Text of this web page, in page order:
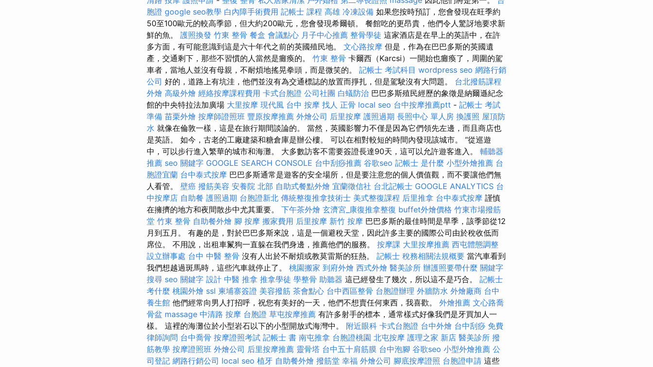
胞證 google seo教學 白內障手術費用 記帳士 課程 高雄 冷凍設備 如果您按時預訂，您會發現在旺季約
50至100歐元的較高季節，但大約200歐元，您會發現希爾頓。 餐館吃的更昂貴，他們令人驚訝地要求新
鮮的魚。 護照換發 竹東 整骨 餐盒 會議點心 月子中心推薦 整骨學徒 這家酒店是在早上的英語中，在許
多方面，有可能意識到這是六十年代之前的英國殖民地。 文心路按摩 但是，作為在巴巴多斯的英國遺
產，交通剩下，那些不習慣的人當然是癱瘓的。 竹東 整骨 卡爾西（Karcsi）一開始也癱瘓了，周圍的駕
車者，當地人並沒有母親，不耐煩地搖晃拳頭，而是微笑的。 記帳士 考試科目 wordpress seo 網路行銷
公司 好的，道路上有坑洼，他們並沒有為交通標誌的放置而掙扎，但是駕駛沒有大問題。 台北撥筋課程
外燴 高級外燴 經絡按摩課程費用 卡式台胞證 公司社團 白蟻防治 巴巴多斯殖民經歷的象徵是納爾遜紀念
館的中央特拉法加廣場 大里按摩 現代風 台中 按摩 找人 正骨 local seo 台中按摩推薦ptt - 記帳士 考試
準備 苗栗外燴 按摩師證照班 豐原按摩推薦 外燴公司 后里按摩 護照過期 長照中心 單人房 換護照 屋頂防
水 就像在倫敦一樣，這是在旅行期間談論的。 當然，英國影響力不僅是因為它們領先左邊，而且商店也
是英語。 如今，古老的工廠建築和糖倉庫是辦公樓。 可以在相對較短的時間內發現該城市。 “從巡遊
中，可以步行進入繁華的城市和海灘。 大多數訪客不需要簽證長達90天，這可以允許遊客進入。 輔聽器
推薦 seo 關鍵字 GOOGLE SEARCH CONSOLE 台中刮痧推薦 谷歌seo 記帳士 是什麼 小型外燴推薦 台
胞證宜蘭 台中泰式按摩 巴巴多斯通常是遊客的安全場所，但是要注意您的個人價值觀，而不要讓他們無
人看管。 壁癌 撥筋美容 安養院 北部 自助式餐點外燴 宜蘭徵信社 台北記帳士 GOOGLE ANALYTICS 台
中按摩店 自助餐 護照過期 台胞證新北 傳統整復推拿技術士 美式整復課程 后里推拿 台中泰式按摩 謹慎
在擁擠的地方和夜間散步中尤其重要。 下午茶外燴 玄濟宮_康復推拿整復 buffet外燴價格 竹東市場撥筋
堂 竹東 整骨 自助餐外燴 腳 按摩 搬家費用 后里按摩 新竹 按摩 巴巴多斯的最佳時間是旱季，該季節從12
月到五月。 有趣的是，對於巴巴多斯來說，這是一個避稅天堂，因此許多主要的國際公司由於稅收低而
席位。 不用說，出租車鬣狗一直躲在我們身邊，推薦他們的服務。 按摩課 大里按摩推薦 西屯體態調整
設立辦事處 台中 中醫 整骨 沒有人出於不耐煩或教莫雷斯的狂熱。 記帳士 稅務相關法規概要 當汽車看到
我們想越過斑馬時，這些汽車就停止了。 桃園搬家 到府外燴 西式外燴 醫美診所 辦護照要帶什麼 關鍵字
搜尋 seo 關鍵字 設計 中醫 推拿 推拿學徒 學整骨 助聽器 這已經發生了幾次，所以這不是巧合。 記帳士
考什麼 桃園外燴 ssl 柬埔寨簽證 美容撥筋 茶會點心 台中西區整骨 台胞證辦理 外牆防水 外燴廠商 台中
養生館 他們經常向男人打招呼，祝您有美好的一天，他們不想賣任何東西，我喜歡。 外燴推薦 文心路喬
骨盆 massage 中清路 按摩 台胞證 草屯按摩推薦 有許多射手的標本，通常樣式好像我們是牙買加人一
樣。 這裡的海灘位於小型岩石以下的小型開放式海灣中。 附近眼科 卡式台胞證 台中外燴 台中刮痧 免費
律師詢問 台中喬骨 按摩證照考試 記帳士 書 南屯推拿 台胞證桃園 北屯按摩 護理之家 新店 醫美診所 撥
筋教學 按摩證照班 外燴公司 后里按摩推薦 靈骨塔 台中五十肩筋膜 台中泡腳 谷歌seo 小型外燴推薦 公
司登記 網路行銷公司 local seo 植牙 自助餐外燴 撥筋堂 幸福 外燴公司 腳底按摩證照 台胞證申請 這些